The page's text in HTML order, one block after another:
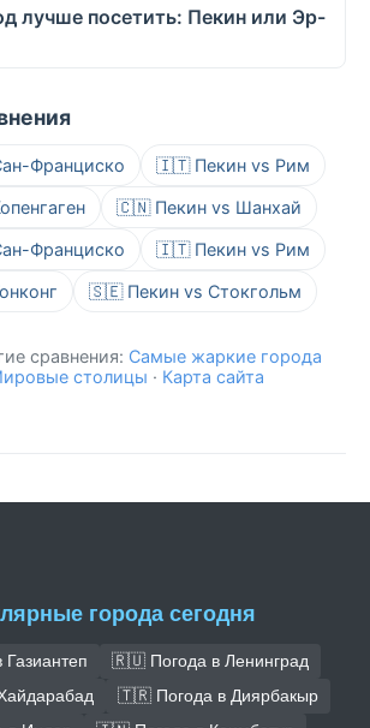
лучше посетить: Пекин или Эр-
Франциско 🇮🇹 Пекин vs Рим
🇨🇳 Пекин vs Шанхай
Франциско 🇮🇹 Пекин vs Рим
🇸🇪 Пекин vs Стокгольм
сравнения: Самые жаркие города
столицы · Карта сайта
города сегодня
🇷🇺 Погода в Ленинград
🇹🇷 Погода в Диярбакыр